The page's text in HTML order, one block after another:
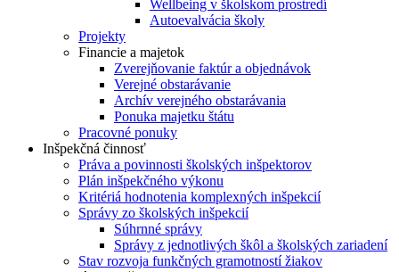
Wellbeing v školskom prostredí
Autoevalvácia školy
Projekty
Financie a majetok
Zverejňovanie faktúr a objednávok
Verejné obstarávanie
Archív verejného obstarávania
Ponuka majetku štátu
Pracovné ponuky
Inšpekčná činnosť
Práva a povinnosti školských inšpektorov
Plán inšpekčného výkonu
Kritériá hodnotenia komplexných inšpekcií
Správy zo školských inšpekcií
Súhrnné správy
Správy z jednotlivých škôl a školských zariadení
Stav rozvoja funkčných gramotností žiakov